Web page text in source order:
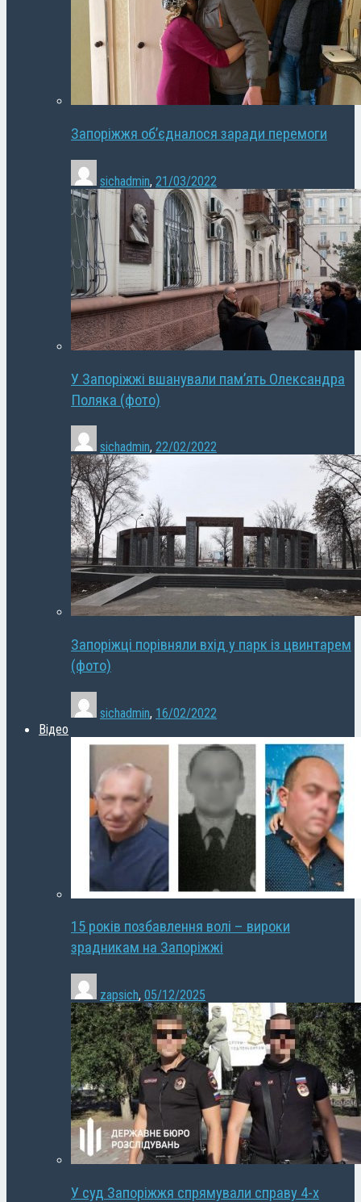
Запоріжжя об’єдналося заради перемоги
sichadmin, 21/03/2022
У Запоріжжі вшанували пам’ять Олександра
Поляка (фото)
sichadmin, 22/02/2022
Запоріжці порівняли вхід у парк із цвинтарем
(фото)
sichadmin, 16/02/2022
Відео
15 років позбавлення волі – вироки
зрадникам на Запоріжжі
zapsich, 05/12/2025
У суд Запоріжжя спрямували справу 4-х